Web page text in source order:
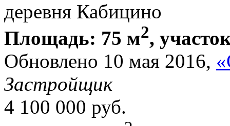
деревня Кабицино
Площадь: 75 м2,
Обновлено 10 мая 2016,
Застройщик
4 100 000 руб.